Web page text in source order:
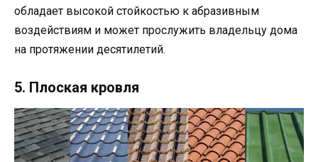
обладает высокой стойкостью к абразивным
воздействиям и может прослужить владельцу дома
на протяжении десятилетий.
5. Плоская кровля